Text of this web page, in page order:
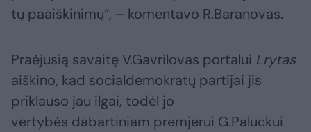
tų paaiškinimų“, – komentavo R.Baranovas.
Praėjusią savaitę V.Gavrilovas portalui Lrytas
aiškino, kad socialdemokratų partijai jis
priklauso jau ilgai, todėl jo
vertybės dabartiniam premjerui G.Paluckui